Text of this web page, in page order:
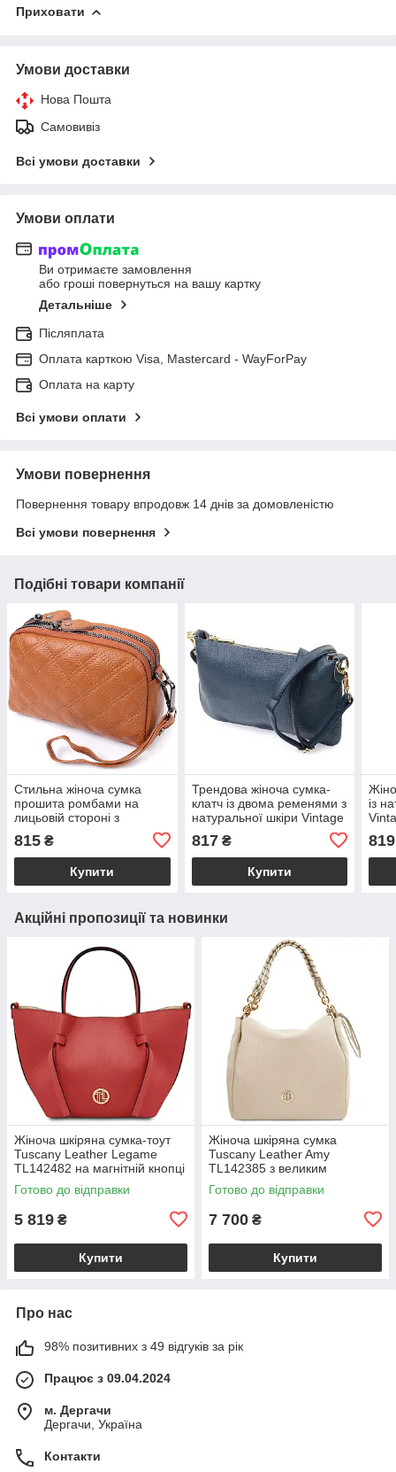
Приховати
Умови доставки
Нова Пошта
Самовивіз
Всі умови доставки
Умови оплати
Ви отримаєте замовлення
або гроші повернуться на вашу картку
Детальніше
Післяплата
Оплата карткою Visa, Mastercard - WayForPay
Оплата на карту
Всі умови оплати
Умови повернення
Повернення товару впродовж 14 днів за домовленістю
Всі умови повернення
Подібні товари компанії
Стильна жіноча сумка
прошита ромбами на
лицьовій стороні з
натуральної шкіри Vintage
22809 Рудий
815 ₴
Купити
Трендова жіноча сумка-
клатч із двома ременями з
натуральної шкіри Vintage
817₴
Купити
із
819
Акційні пропозиції та новинки
Жіноча шкіряна сумка-тоут
Tuscany Leather Legame
TL142482 на магнітній кнопці
з плечовим ременем,
коралова BS2482_1_105
Готово до відправки
5 819 ₴
Купити
Жіноча шкіряна сумка
Tuscany Leather Amy
TL142385 з великим
відділенням і плечовим
ременем, бежева
Готово до відправки
7 700 ₴
Купити
Про нас
98% позитивних з 49 відгуків за рік
Працює з 09.04.2024
м. Дергачи
Дергачи, Україна
Контакти